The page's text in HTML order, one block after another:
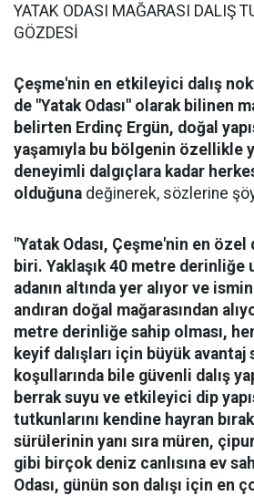
YATAK ODASI MAĞARASI DALIŞ
GÖZDESİ
Çeşme'nin en etkileyici dalış
de "Yatak Odası" olarak bilinen
belirten Erdinç Ergün, doğal
yaşamıyla bu bölgenin özellikle
deneyimli dalgıçlara kadar
olduğuna değinerek, sözlerine
"Yatak Odası, Çeşme'nin en özel
biri. Yaklaşık 40 metre derinliğe
adanın altında yer alıyor ve
andıran doğal mağarasından
metre derinliğe sahip olması,
keyif dalışları için büyük avantaj
koşullarında bile güvenli dalış
berrak suyu ve etkileyici dip
tutkunlarını kendine hayran
sürülerinin yanı sıra müren,
gibi birçok deniz canlısına ev
Odası, günün son dalışı için en